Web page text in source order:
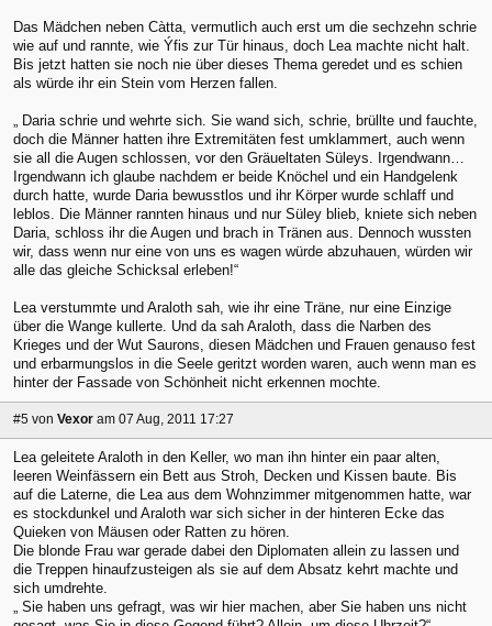
Das Mädchen neben Càtta, vermutlich auch erst um die sechzehn schrie
wie auf und rannte, wie Ýfis zur Tür hinaus, doch Lea machte nicht halt.
Bis jetzt hatten sie noch nie über dieses Thema geredet und es schien
als würde ihr ein Stein vom Herzen fallen.
„ Daria schrie und wehrte sich. Sie wand sich, schrie, brüllte und fauchte,
doch die Männer hatten ihre Extremitäten fest umklammert, auch wenn
sie all die Augen schlossen, vor den Gräueltaten Süleys. Irgendwann…
Irgendwann ich glaube nachdem er beide Knöchel und ein Handgelenk
durch hatte, wurde Daria bewusstlos und ihr Körper wurde schlaff und
leblos. Die Männer rannten hinaus und nur Süley blieb, kniete sich neben
Daria, schloss ihr die Augen und brach in Tränen aus. Dennoch wussten
wir, dass wenn nur eine von uns es wagen würde abzuhauen, würden wir
alle das gleiche Schicksal erleben!“
Lea verstummte und Araloth sah, wie ihr eine Träne, nur eine Einzige
über die Wange kullerte. Und da sah Araloth, dass die Narben des
Krieges und der Wut Saurons, diesen Mädchen und Frauen genauso fest
und erbarmungslos in die Seele geritzt worden waren, auch wenn man es
hinter der Fassade von Schönheit nicht erkennen mochte.
#5 von Vexor am 07 Aug, 2011 17:27
Lea geleitete Araloth in den Keller, wo man ihn hinter ein paar alten,
leeren Weinfässern ein Bett aus Stroh, Decken und Kissen baute. Bis
auf die Laterne, die Lea aus dem Wohnzimmer mitgenommen hatte, war
es stockdunkel und Araloth war sich sicher in der hinteren Ecke das
Quieken von Mäusen oder Ratten zu hören.
Die blonde Frau war gerade dabei den Diplomaten allein zu lassen und
die Treppen hinaufzusteigen als sie auf dem Absatz kehrt machte und
sich umdrehte.
„ Sie haben uns gefragt, was wir hier machen, aber Sie haben uns nicht